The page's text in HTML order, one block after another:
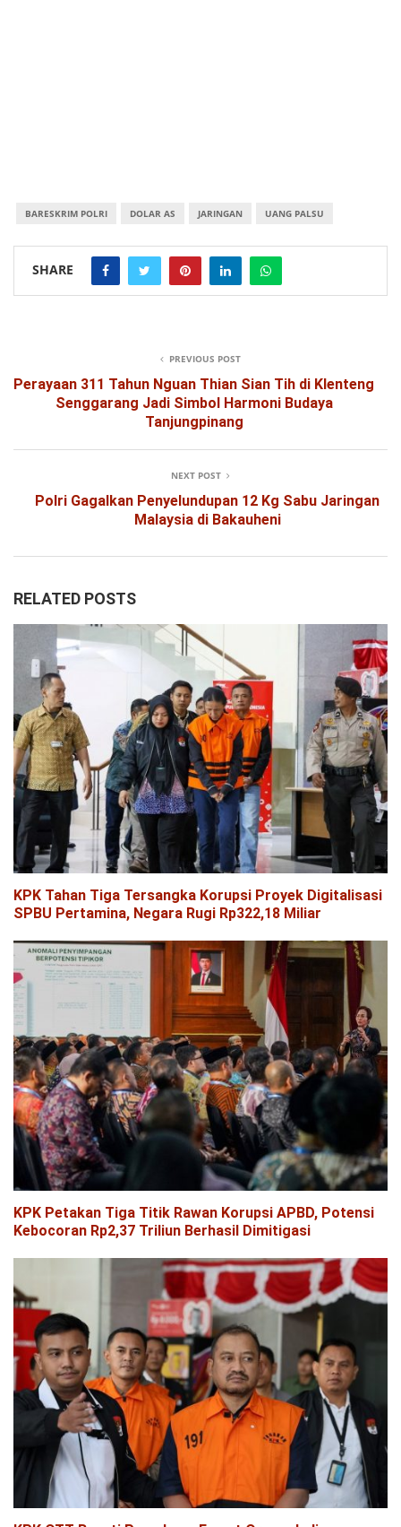
BARESKRIM POLRI DOLAR AS JARINGAN UANG PALSU
SHARE
PREVIOUS POST
Perayaan 311 Tahun Nguan Thian Sian Tih di Klenteng
Senggarang Jadi Simbol Harmoni Budaya
Tanjungpinang
NEXT POST
Polri Gagalkan Penyelundupan 12 Kg Sabu Jaringan
Malaysia di Bakauheni
RELATED POSTS
KPK Tahan Tiga Tersangka Korupsi Proyek Digitalisasi
SPBU Pertamina, Negara Rugi Rp322,18 Miliar
KPK Petakan Tiga Titik Rawan Korupsi APBD, Potensi
Kebocoran Rp2,37 Triliun Berhasil Dimitigasi